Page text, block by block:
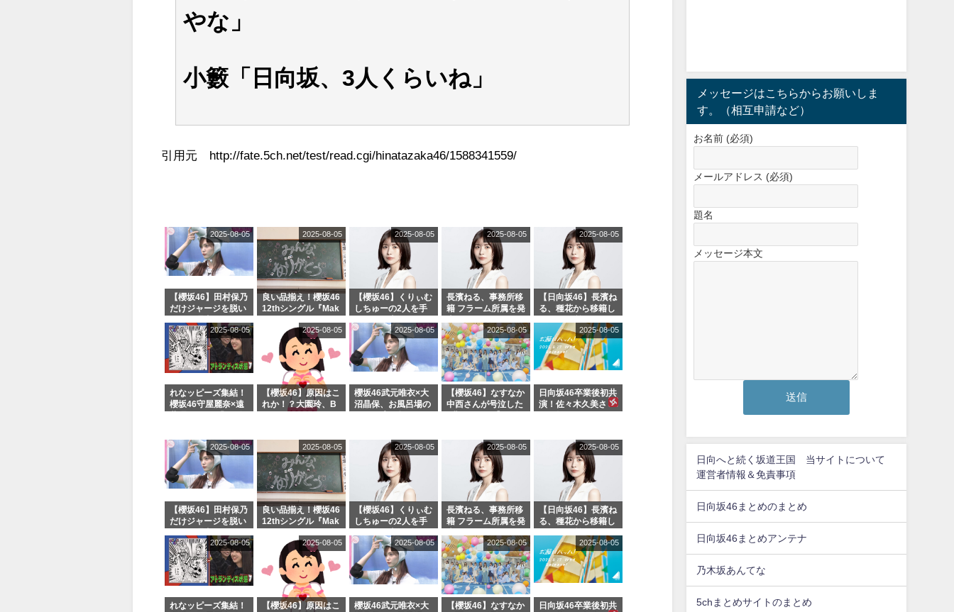
やな」
小籔「日向坂、3人くらいね」
引用元 http://fate.5ch.net/test/read.cgi/hinatazaka46/1588341559/
【櫻坂46】田村保乃
だけジャージを脱い
2025-08-05
良い品揃え！櫻坂46
12thシングル『Mak
シャルグッズ絶賛販
売受付中
2025-08-05
【櫻坂46】くりぃむ
しちゅーの2人を手
【くりぃむナンタ
ラ】
2025-08-05
長濱ねる、事務所移
籍 フラーム所属を発
2025-08-05
【日向坂46】長濱ね
る、種花から移籍し
れで事務所に所属し
ているのは... おひさ
まの反応がこちら
2025-08-05
れなッピーズ集結！
櫻坂46守屋麗奈×遠
ジオ出演決定
2025-08-05
【櫻坂46】原因はこ
れか！？大園玲、B
2025-08-05
櫻坂46武元唯衣×大
沼晶保、お風呂場の
2025-08-05
【櫻坂46】なすなか
中西さんが号泣した
2025-08-05
日向坂46卒業後初共
演！佐々木久美さ
結果･･･【激レアさ
んを連れてきた。】
2025-08-05
【櫻坂46】田村保乃
だけジャージを脱い
2025-08-05
良い品揃え！櫻坂46
12thシングル『Mak
シャルグッズ絶賛販
売受付中
2025-08-05
【櫻坂46】くりぃむ
しちゅーの2人を手
【くりぃむナンタ
ラ】
2025-08-05
長濱ねる、事務所移
籍 フラーム所属を発
2025-08-05
【日向坂46】長濱ね
る、種花から移籍し
れで事務所に所属し
ているのは... おひさ
まの反応がこちら
2025-08-05
れなッピーズ集結！
2025-08-05
【櫻坂46】原因はこ
2025-08-05
櫻坂46武元唯衣×大
2025-08-05
【櫻坂46】なすなか
2025-08-05
日向坂46卒業後初共
2025-08-05
メッセージはこちらからお願いしま
す。（相互申請など）
お名前 (必須)
メールアドレス (必須)
題名
メッセージ本文
日向へと続く坂道王国 当サイトについて
運営者情報＆免責事項
日向坂46まとめのまとめ
日向坂46まとめアンテナ
乃木坂あんてな
5chまとめサイトのまとめ